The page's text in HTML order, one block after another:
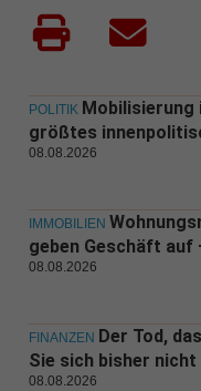
POLITIK Mobilisierung
größtes
08.08.2026
IMMOBILIEN
geben Geschäft
08.08.2026
FINANZEN Der Tod,
Sie sich bisher
08.08.2026